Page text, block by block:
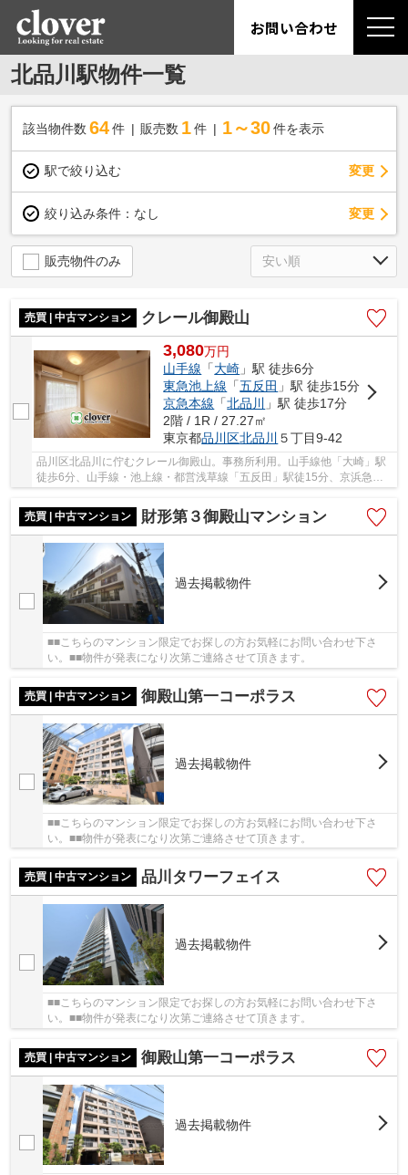
お問い合わせ
北品川駅物件一覧
該当物件数 64件 販売数 1 件 1～30 件を表示
駅で絞り込む 変更
絞り込み条件： なし 変更
販売物件のみ
売買 | 中古マンション クレール御殿山
3,080万円
山手線 「大崎 」駅 徒歩6分
東急池上線 「五反田 」駅 徒歩15分
京急本線 「北品川
」駅 徒歩17分
2階 / 1R / 27.27㎡
東京都品川区北品川 ５丁目9-42
品川区北品川に佇むクレール御殿山。事務所利用。山手線他「大崎」駅
徒歩6分、山手線・池上線・都営浅草線「五反田」駅徒15分、京浜急行
「北品川」駅徒歩17分。空港へのアクセスも良く...
売買 | 中古マンション
財形第３御殿山マンション
過去掲載物件
■■こちらのマンション限定でお探しの方お気軽にお問い合わせ下さ
い。■■物件が発表になり次第ご連絡させて頂きます。
売買 | 中古マンション 御殿山第一コーポラス
過去掲載物件
■■こちらのマンション限定でお探しの方お気軽にお問い合わせ下さ
い。■■物件が発表になり次第ご連絡させて頂きます。
売買 | 中古マンション 品川タワーフェイス
過去掲載物件
■■こちらのマンション限定でお探しの方お気軽にお問い合わせ下さ
い。■■物件が発表になり次第ご連絡させて頂きます。
売買 | 中古マンション 御殿山第一コーポラス
過去掲載物件